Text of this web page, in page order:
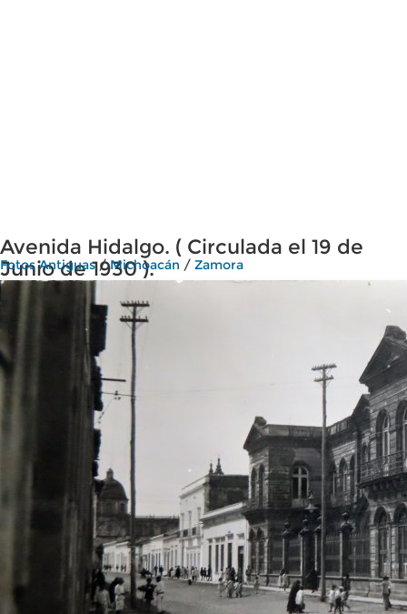
Avenida Hidalgo. ( Circulada el 19 de
Junio de 1930 ).
Fotos Antiguas/Michoacán / Zamora